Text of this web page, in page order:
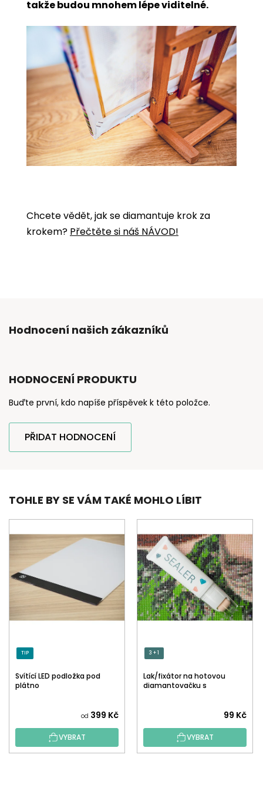
takže budou mnohem lépe viditelné.
Chcete vědět, jak se diamantuje krok za
krokem? Přečtěte si náš NÁVOD!
Hodnocení našich zákazníků
HODNOCENÍ PRODUKTU
Buďte první, kdo napíše příspěvek k této položce.
PŘIDAT HODNOCENÍ
TOHLE BY SE VÁM TAKÉ MOHLO LÍBIT
TIP
Svítící LED podložka pod
plátno
od 399 Kč
VYBRAT
3 + 1
Lak/fixátor na hotovou
diamantovačku s
hodnocení
produktu
je
99 Kč
VYBRAT